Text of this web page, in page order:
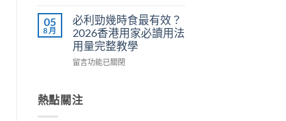
品
真
實
比
較
購
作
用
完
整
說
安
相：
香
港
用
家
與
印
度
威
而
鋼
香
05
8 月
必利勁幾時食最有效？
2026香港用家必讀用法
用量完整教學
在
勁
幾
留言功能已關閉
熱點關注